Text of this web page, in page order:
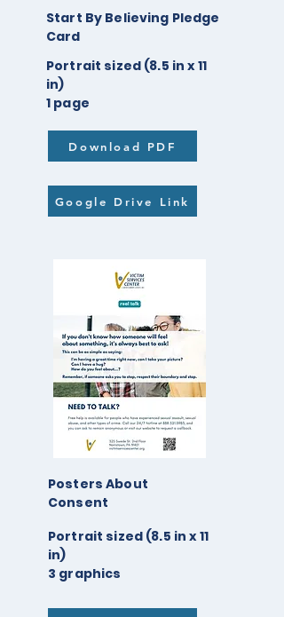
Start By Believing Pledge
Card
Portrait sized (8.5 in x 11
in)
1 page
Download PDF
Google Drive Link
Posters About
Consent
Portrait sized (8.5 in x 11
in)
3 graphics